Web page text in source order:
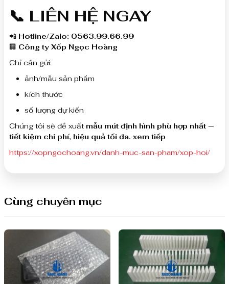
📞 LIÊN HỆ NGAY
📲 Hotline/Zalo: 0563.99.66.99
🏢 Công ty Xốp Ngọc Hoàng
Chỉ cần gửi:
ảnh/mẫu sản phẩm
kích thước
số lượng dự kiến
Chúng tôi sẽ đề xuất mẫu mút định hình phù hợp nhất —
tiết kiệm chi phí, hiệu quả tối đa. xem tiếp
https://xopngochoang.vn/danh-muc-san-pham/xop-hoi/
Cùng chuyên mục